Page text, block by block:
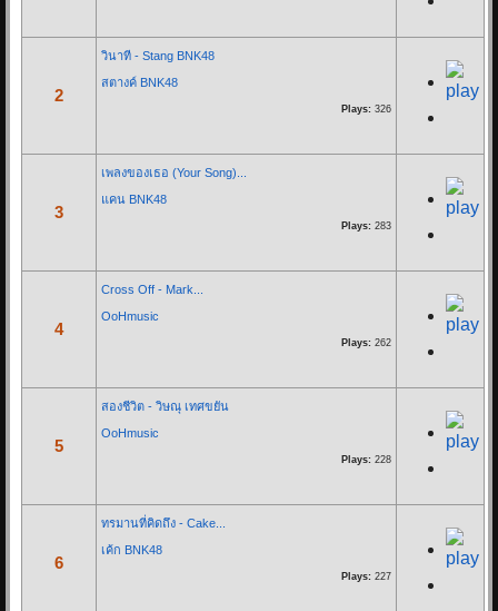
นั่งมองดูฝนที่ไหลลงหน้าต่าง
Let you go เพลงนี้ร้องโดยมิวสิค และ เจนนิษฐ์ เพลงนี้จะเป็นเพลงประกอบ
ภาพยนต์ เรื่อง Where we belong
Re: Hackset - รู้สึก(...
2
วินาที - Stang BNK48
สตางค์ BNK48
Plays: 326
3
เพลงของเธอ (Your Song)...
แคน BNK48
Plays: 283
4
Cross Off - Mark...
OoHmusic
Plays: 262
5
สองชีวิต - วิษณุ เทศขยัน
OoHmusic
Plays: 228
6
ทรมานที่คิดถึง - Cake...
เค้ก BNK48
Plays: 227